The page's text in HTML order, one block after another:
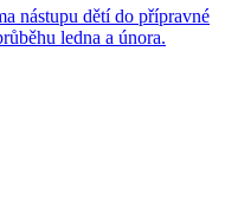
nástupu dětí do přípravné
ledna a února.